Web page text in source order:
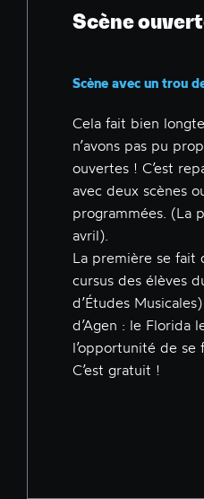
Scène
Scène avec un trou
Cela fait bien
n’avons pas pu
ouvertes ! C’est
avec deux scènes
programmées. (La
avril).
La première se fait
cursus des élèves
d’Études
d’Agen : le Florida
l’opportunité de
C’est gratuit !